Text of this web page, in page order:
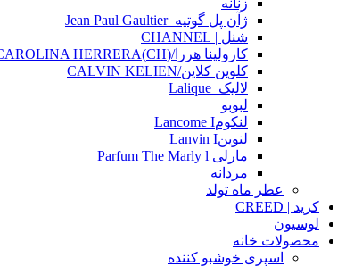
زنانه
ژآن پل گوتیه_Jean Paul Gaultier
شنل | CHANNEL
کارولینا هررا/(CH)CAROLINA HERRERA
کلوین کلاین/CALVIN KELIEN
لالیک_Lalique
لبوبو
لنکومLancome I
لنوینLanvin I
مارلی Parfum The Marly l
مردانه
عطر ماه تولد
کرید | CREED
لوسیون
محصولات خانه
اسپری خوشبو کننده